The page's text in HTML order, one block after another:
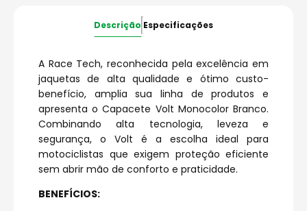
Descrição Especificações
A Race Tech, reconhecida pela excelência em
jaquetas de alta qualidade e ótimo custo-
benefício, amplia sua linha de produtos e
apresenta o Capacete Volt Monocolor Branco.
Combinando alta tecnologia, leveza e
segurança, o Volt é a escolha ideal para
motociclistas que exigem proteção eficiente
sem abrir mão de conforto e praticidade.
BENEFÍCIOS: